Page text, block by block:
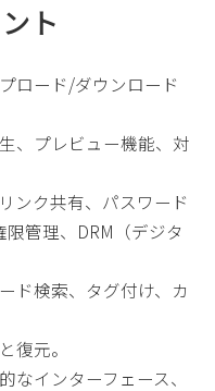
ト
ロード/ダウンロード
、プレビュー機能、対
ンク共有、パスワード
管理、DRM（デジタ
ド検索、タグ付け、カ
復元。
なインターフェース、